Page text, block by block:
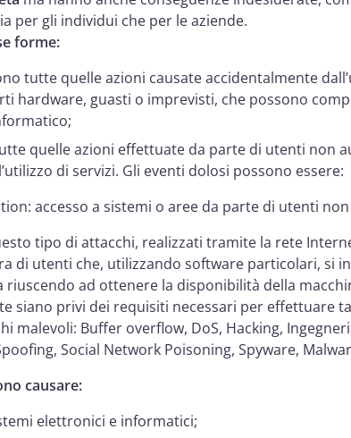
per gli individui che per le aziende.
forme:
tutte quelle azioni causate accidentalmente
hardware, guasti o imprevisti, che possono
quelle azioni effettuate da parte di utenti non
di servizi. Gli eventi dolosi possono essere:
accesso a sistemi o aree da parte di utenti
tipo di attacchi, realizzati tramite la rete
di utenti che, utilizzando software particolari, si
riuscendo ad ottenere la disponibilità della
siano privi dei requisiti necessari per effettuare
malevoli: Buffer overflow, DoS, Hacking,
Social Network Poisoning, Spyware,
causare:
elettronici e informatici;